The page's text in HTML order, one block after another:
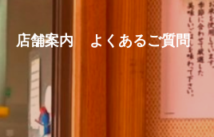
店舗案内 よくあるご質問